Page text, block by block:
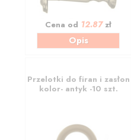
Cena od 12.87zł
Opis
Przelotki do firan i zasłon
kolor- antyk -10 szt.